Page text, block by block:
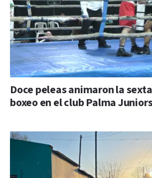
Doce peleas animaron la
boxeo en el club Palma